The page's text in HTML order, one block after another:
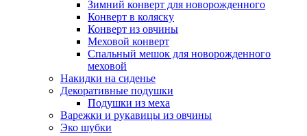
Зимний конверт для новорожденного
Конверт в коляску
Конверт из овчины
Меховой конверт
Спальный мешок для новорожденного
меховой
Накидки на сиденье
Декоративные подушки
Подушки из меха
Варежки и рукавицы из овчины
Эко шубки